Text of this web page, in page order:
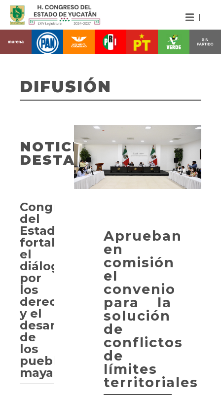
DIFUSIÓN
Aprueban
en
comisión
el
convenio
para la
solución
de
conflictos
de
límites
territoriales
NOTICIAS
DESTACADAS
Congreso
del
Estado
fortalece
el
diálogo
por
los
derechos
y el
desarrollo
de
los
pueblos
mayas